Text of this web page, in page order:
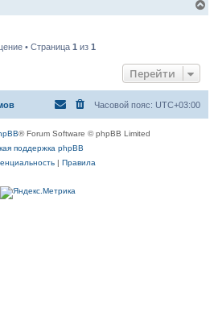
е
н
• Страница1 из1
Перейти
Часовой пояс: UTC+03:00
® Forum Software © phpBB Limited
поддержка phpBB
|Правила